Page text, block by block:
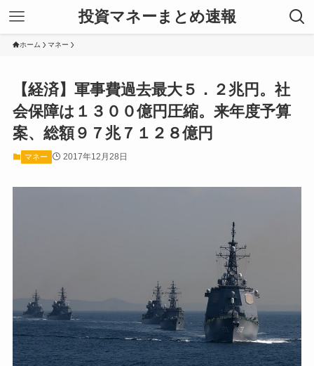
投資マネーまとめ速報
ホーム マネー
【経済】軍事費過去最大５．２兆円。社
会保障は１３００億円圧縮。来年度予算
案、総額９７兆７１２８億円
マネー 2017年12月28日